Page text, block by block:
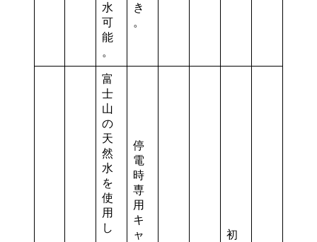
水
可
能
。
き
。
富
士
山
の
天
然
水
を
使
用
し
停
電
時
専
用
キ
ャ
初